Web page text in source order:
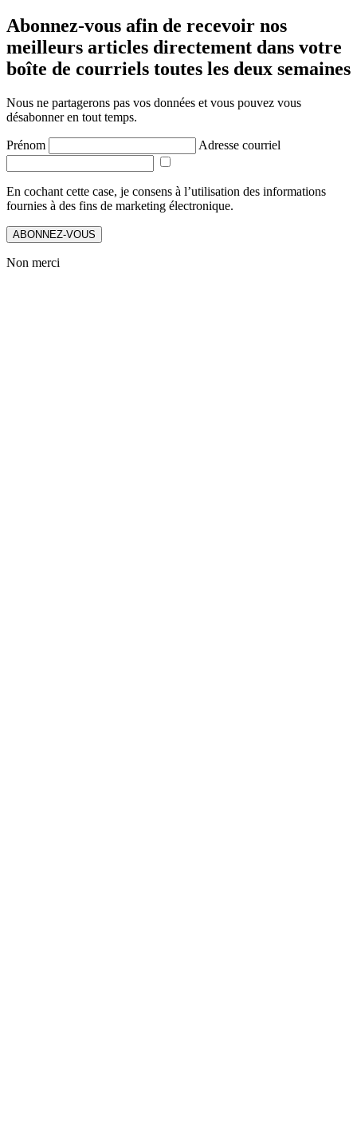
Abonnez-vous afin de recevoir nos
meilleurs articles directement dans votre
boîte de courriels toutes les deux semaines
Nous ne partagerons pas vos données et vous pouvez vous
désabonner en tout temps.
Prénom Adresse courriel
En cochant cette case, je consens à l’utilisation des informations
fournies à des fins de marketing électronique.
ABONNEZ-VOUS
Non merci